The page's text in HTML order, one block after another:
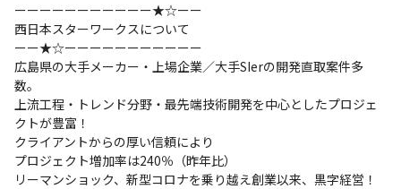
ーーーーーーーーーーー★☆ーー
西日本スターワークスについて
ーー★☆ーーーーーーーーーーー
広島県の大手メーカー・上場企業／大手SIerの開発直取案件多
数。
上流工程・トレンド分野・最先端技術開発を中心としたプロジェ
クトが豊富！
クライアントからの厚い信頼により
プロジェクト増加率は240％（昨年比）
リーマンショック、新型コロナを乗り越え創業以来、黒字経営！